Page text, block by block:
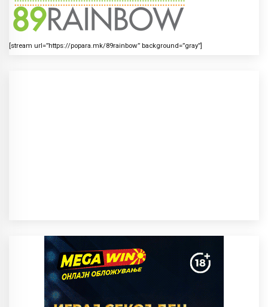
[stream url=”https://popara.mk/89rainbow” background=”gray”]